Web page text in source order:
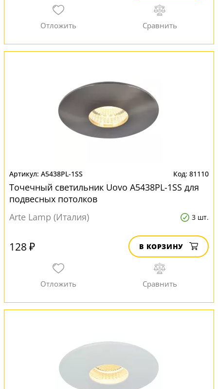
A5438PL-1SS 81110
Точечный светильник Uovo A5438PL-1SS для
подвесных потолков
Arte Lamp (Италия)
3 шт.
128 ₽ В КОРЗИНУ